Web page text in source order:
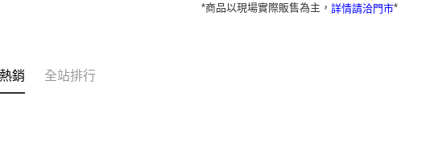
*商品以現場實際販售為主， 詳情請洽門市*
銷 全站排行